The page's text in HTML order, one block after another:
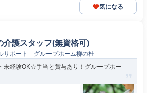
気になる
介護スタッフ(無資格可)
サポート グループホーム柳の杜
未経験OK☆手当と賞与あり！グループホー